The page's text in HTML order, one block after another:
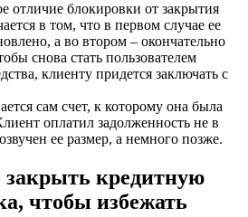
отличие блокировки от закрытия
в том, что в первом случае ее
а во втором – окончательно
снова стать пользователем
клиенту придется заключать с
сам счет, к которому она была
оплатил задолженность не в
ее размер, а немного позже.
кредитную
чтобы избежать